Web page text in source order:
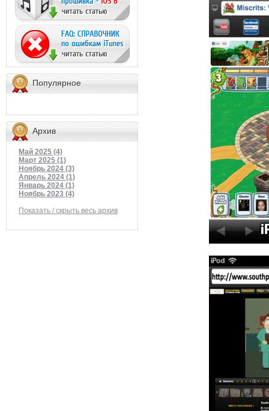
Популярное
Архив
Май 2025 (4)
Март 2025 (1)
Ноябрь 2024 (3)
Апрель 2024 (1)
Январь 2024 (1)
Ноябрь 2023 (4)
Показать / скрыть весь архив